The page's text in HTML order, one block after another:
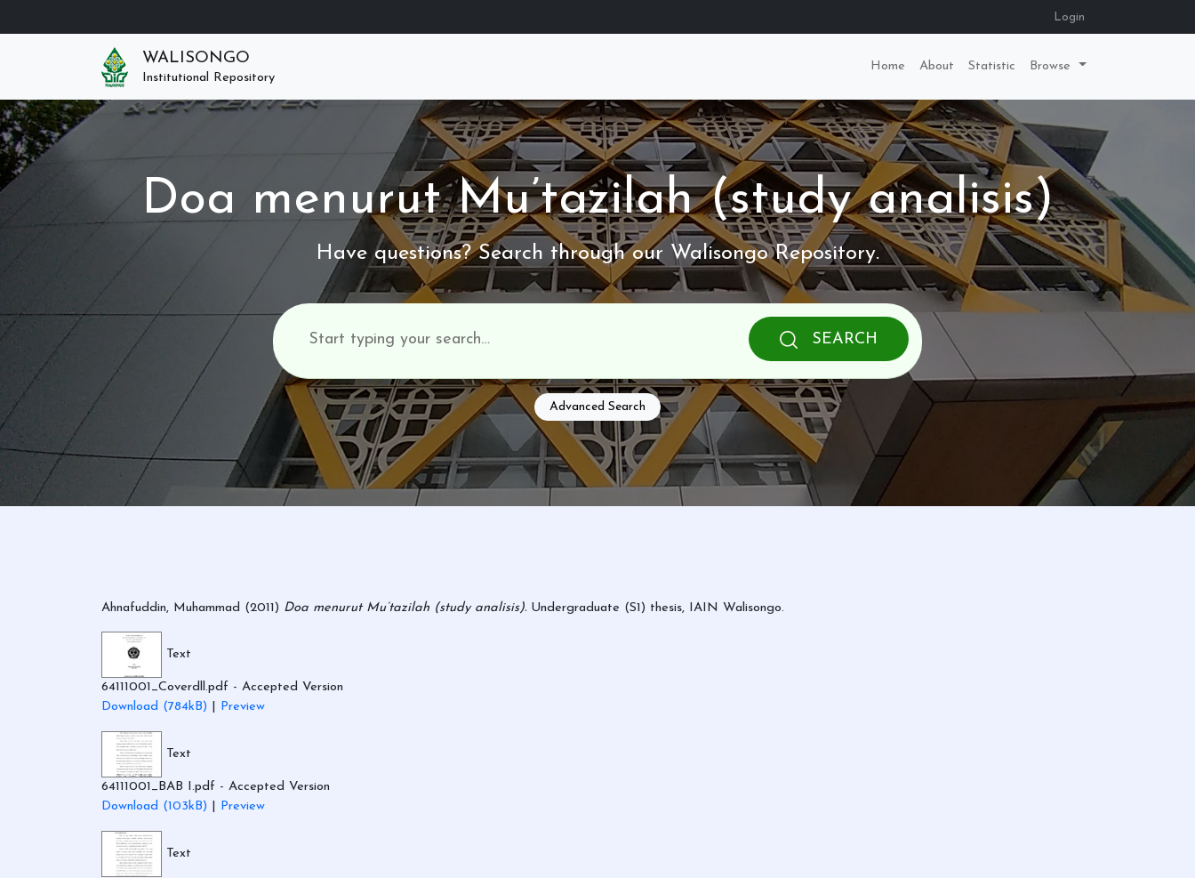
Login
WALISONGO
Institutional Repository
Home About Statistic Browse
Doa menurut Mu’tazilah (study analisis)
Have questions? Search through our Walisongo Repository.
SEARCH
Advanced Search
Ahnafuddin, Muhammad (2011) Doa menurut Mu’tazilah (study analisis). Undergraduate (S1) thesis, IAIN Walisongo.
Text
64111001_Coverdll.pdf - Accepted Version
Download (784kB)
Preview
Text
64111001_BAB I.pdf - Accepted Version
Download (103kB)
Preview
Text